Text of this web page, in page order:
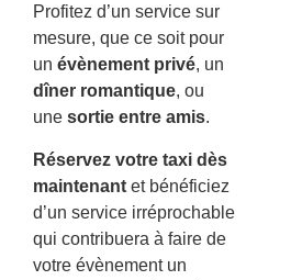
Profitez d’un service sur
mesure, que ce soit pour
un évènement privé, un
dîner romantique, ou
une sortie entre amis.
Réservez votre taxi dès
maintenant et bénéficiez
d’un service irréprochable
qui contribuera à faire de
votre évènement un